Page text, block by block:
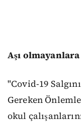
Aşı
"Covid-19
Gereken
okul